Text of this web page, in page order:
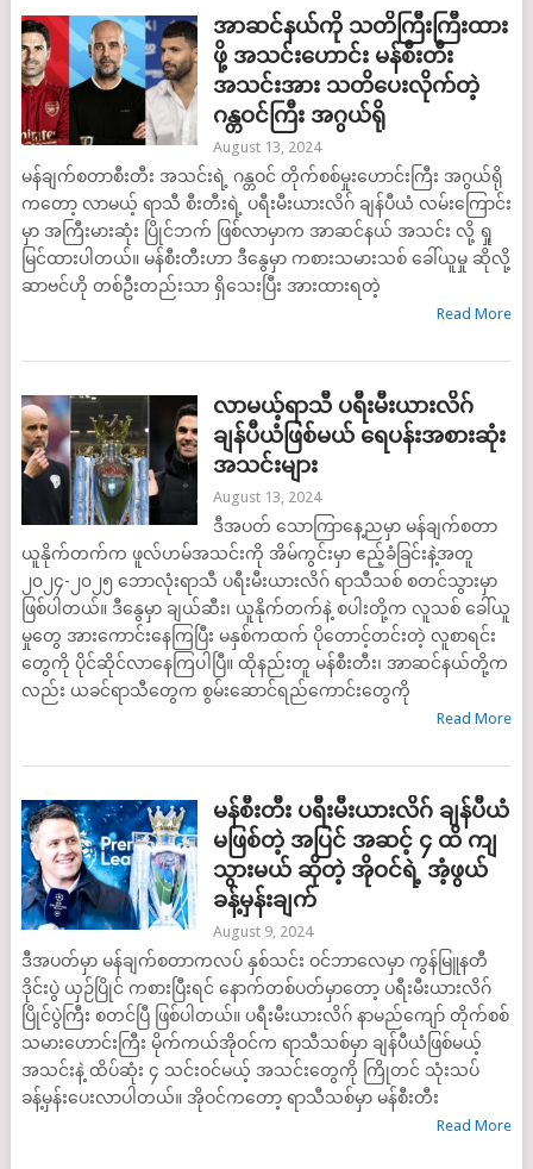
အာဆင်နယ်ကို သတိကြီးကြီးထား
ဖို့ အသင်းဟောင်း မန်စီးတီး
အသင်းအား သတိပေးလိုက်တဲ့
ဂန္တဝင်ကြီး အဂွယ်ရို
August 13, 2024
မန်ချက်စတာစီးတီး အသင်းရဲ့ ဂန္တဝင် တိုက်စစ်မှုးဟောင်းကြီး အဂွယ်ရို
ကတော့ လာမယ့် ရာသီ စီးတီးရဲ့ ပရီးမီးယားလိဂ် ချန်ပီယံ လမ်းကြောင်း
မှာ အကြီးမားဆုံး ပြိုင်ဘက် ဖြစ်လာမှာက အာဆင်နယ် အသင်း လို့ ရှု
မြင်ထားပါတယ်။ မန်စီးတီးဟာ ဒီနွေမှာ ကစားသမားသစ် ခေါ်ယူမှု ဆိုလို့
ဆာဗင်ဟို တစ်ဦးတည်းသာ ရှိသေးပြီး အားထားရတဲ့
Read More
လာမယ့်ရာသီ ပရီးမီးယားလိဂ်
ချန်ပီယံဖြစ်မယ် ရေပန်းအစားဆုံး
အသင်းများ
August 13, 2024
ဒီအပတ် သောကြာနေ့ညမှာ မန်ချက်စတာ
ယူနိုက်တက်က ဖူလ်ဟမ်အသင်းကို အိမ်ကွင်းမှာ ဧည့်ခံခြင်းနဲ့အတူ
၂၀၂၄-၂၀၂၅ ဘောလုံးရာသီ ပရီးမီးယားလိဂ် ရာသီသစ် စတင်သွားမှာ
ဖြစ်ပါတယ်။ ဒီနွေမှာ ချယ်ဆီး၊ ယူနိုက်တက်နဲ့ စပါးတို့က လူသစ် ခေါ်ယူ
မှုတွေ အားကောင်းနေကြပြီး မနှစ်ကထက် ပိုတောင့်တင်းတဲ့ လူစာရင်း
တွေကို ပိုင်ဆိုင်လာနေကြပါပြီ။ ထိုနည်းတူ မန်စီးတီး၊ အာဆင်နယ်တို့က
လည်း ယခင်ရာသီတွေက စွမ်းဆောင်ရည်ကောင်းတွေကို
Read More
မန်စီးတီး ပရီးမီးယားလိဂ် ချန်ပီယံ
မဖြစ်တဲ့ အပြင် အဆင့် ၄ ထိ ကျ
သွားမယ် ဆိုတဲ့ အိုဝင်ရဲ့ အံ့ဖွယ်
ခန့်မှန်းချက်
August 9, 2024
ဒီအပတ်မှာ မန်ချက်စတာကလပ် နှစ်သင်း ဝင်ဘာလေမှာ ကွန်မြူနတီ
ဒိုင်းပွဲ ယှဉ်ပြိုင် ကစားပြီးရင် နောက်တစ်ပတ်မှာတော့ ပရီးမီးယားလိဂ်
ပြိုင်ပွဲကြီး စတင်ပြီ ဖြစ်ပါတယ်။ ပရီးမီးယားလိဂ် နာမည်ကျော် တိုက်စစ်
သမားဟောင်းကြီး မိုက်ကယ်အိုဝင်က ရာသီသစ်မှာ ချန်ပီယံဖြစ်မယ့်
အသင်းနဲ့ ထိပ်ဆုံး ၄ သင်းဝင်မယ့် အသင်းတွေကို ကြိုတင် သုံးသပ်
ခန့်မှန်းပေးလာပါတယ်။ အိုဝင်ကတော့ ရာသီသစ်မှာ မန်စီးတီး
Read More